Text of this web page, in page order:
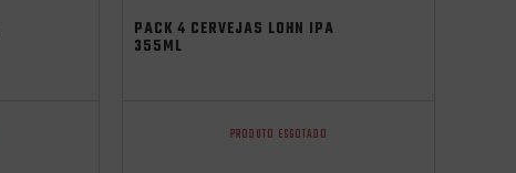
PACK 4 CERVEJAS LOHN IPA
355ML
PRODUTO ESGOTADO